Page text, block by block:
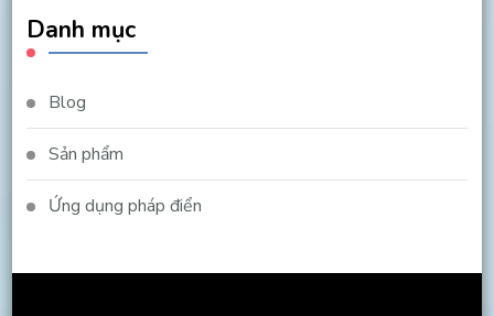
Danh mục
Blog
Sản phẩm
Ứng dụng pháp điển